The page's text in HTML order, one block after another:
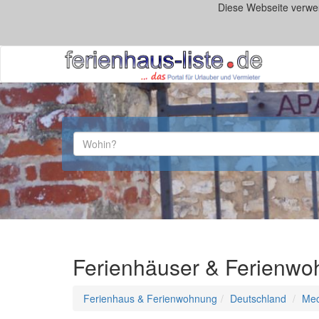
Diese Webseite
Ferienhäuser &
Ferienhaus & Ferienwohnung Deutschland